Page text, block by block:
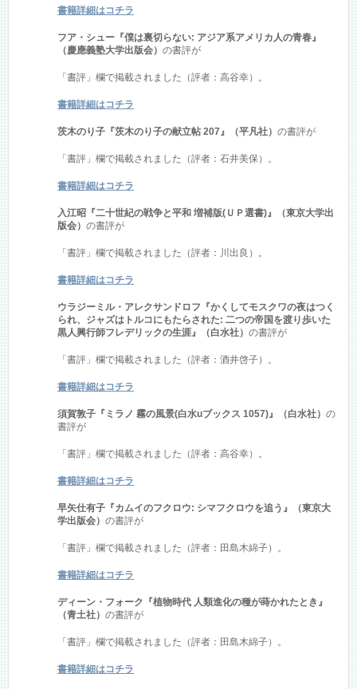
書籍詳細はコチラ
フア・シュー『僕は裏切らない: アジア系アメリカ人の青春』
（慶應義塾大学出版会）の書評が
「書評」欄で掲載されました（評者：高谷幸）。
書籍詳細はコチラ
茨木のり子『茨木のり子の献立帖 207』（平凡社）の書評が
「書評」欄で掲載されました（評者：石井美保）。
書籍詳細はコチラ
入江昭『二十世紀の戦争と平和 増補版(ＵＰ選書)』（東京大学出
版会）の書評が
「書評」欄で掲載されました（評者：川出良）。
書籍詳細はコチラ
ウラジーミル・アレクサンドロフ『かくしてモスクワの夜はつく
られ、ジャズはトルコにもたらされた: 二つの帝国を渡り歩いた
黒人興行師フレデリックの生涯』（白水社）の書評が
「書評」欄で掲載されました（評者：酒井啓子）。
書籍詳細はコチラ
須賀敦子『ミラノ 霧の風景(白水uブックス 1057)』（白水社）の
書評が
「書評」欄で掲載されました（評者：高谷幸）。
書籍詳細はコチラ
早矢仕有子『カムイのフクロウ: シマフクロウを追う』（東京大
学出版会）の書評が
「書評」欄で掲載されました（評者：田島木綿子）。
書籍詳細はコチラ
ディーン・フォーク『植物時代 人類進化の種が蒔かれたとき』
（青土社）の書評が
「書評」欄で掲載されました（評者：田島木綿子）。
書籍詳細はコチラ